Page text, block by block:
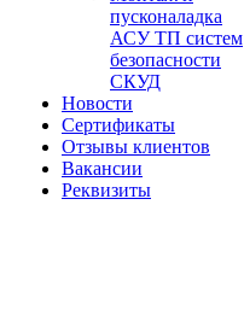
пусконаладка
АСУ ТП систем
безопасности
СКУД
Новости
Сертификаты
Отзывы клиентов
Вакансии
Реквизиты